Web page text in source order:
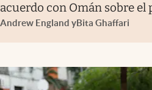
acuerdo con Omán sobre el
Andrew England yBita Ghaffari